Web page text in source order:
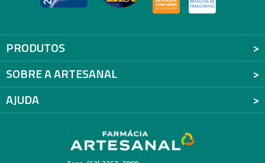
PRODUTOS
SOBRE A ARTESANAL
AJUDA